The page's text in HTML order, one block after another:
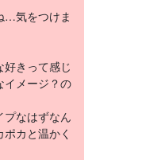
…気をつけま
きって感じ
イメージ？の
プなはずなん
カと温かく